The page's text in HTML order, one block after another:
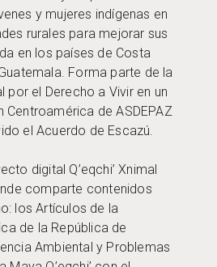
y mujeres indígenas en
rurales para mejorar sus
en los países de Costa
Forma parte de la
por el Derecho a Vivir en un
Centroamérica de ASDEPAZ
el Acuerdo de Escazú.
digital Q’eqchi’ Xnimal
comparte contenidos
los Artículos de la
de la República de
Ambiental y Problemas